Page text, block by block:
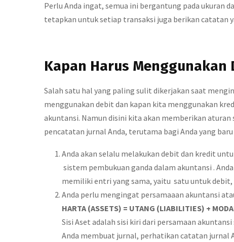
Perlu Anda ingat, semua ini bergantung pada ukuran
tetapkan untuk setiap transaksi juga berikan catatan
Kapan Harus
Salah satu hal yang paling sulit dikerjakan saat
menggunakan debit dan kapan kita menggunakan
akuntansi. Namun disini kita akan memberikan aturan
pencatatan jurnal Anda, terutama bagi Anda yang
Anda akan selalu melakukan debit dan kredit
sistem pembukuan ganda dalam akuntansi .
memiliki entri yang sama, yaitu satu untuk
Anda perlu mengingat persamaaan akuntansi
HARTA (ASSETS) = UTANG (LIABILITIES) +
Sisi Aset adalah sisi kiri dari persamaan
Anda membuat jurnal, perhatikan catatan jurnal